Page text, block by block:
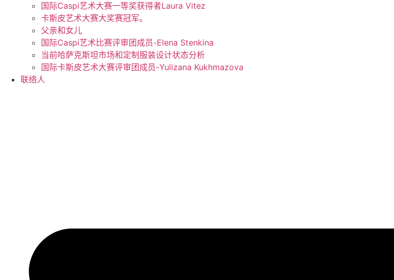
国际Caspi艺术大赛一等奖获得者Laura Vitez
卡斯皮艺术大赛大奖赛冠军。
父亲和女儿
国际Caspi艺术比赛评审团成员-Elena Stenkina
当前哈萨克斯坦市场和定制服装设计状态分析
国际卡斯皮艺术大赛评审团成员-Yulizana Kukhmazova
联络人